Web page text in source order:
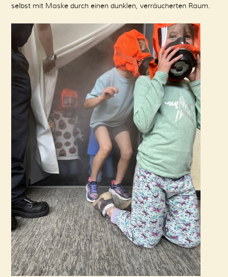
selbst mit Maske durch einen dunklen, verräucherten Raum.